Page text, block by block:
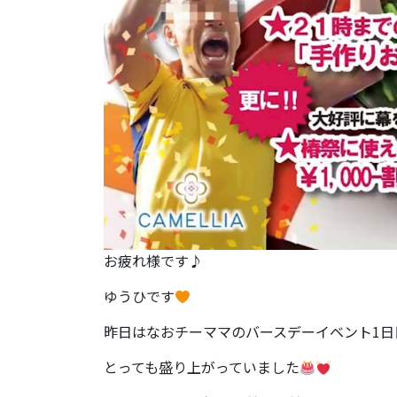
お疲れ様です♪
ゆうひです
昨日はなおチーママのバースデーイベント1
とっても盛り上がっていました